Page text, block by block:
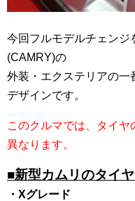
今回フルモデルチェンジ
(CAMRY)の
外装・エクステリアの一
デザインです。
このクルマでは、タイ
異なります。
■新型カムリのタイ
・Xグレード